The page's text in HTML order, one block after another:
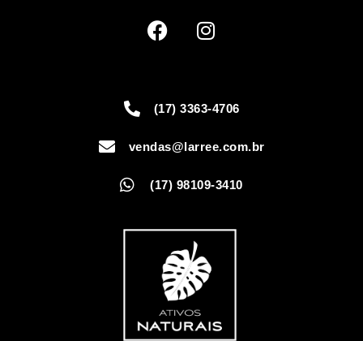
(17) 3363-4706
vendas@larree.com.br
(17) 98109-3410